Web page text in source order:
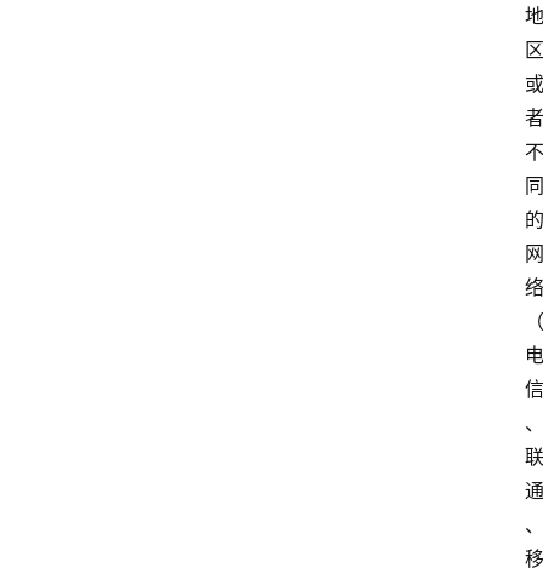
地
区
或
者
不
同
的
网
络
（
电
信
、
联
通
、
移